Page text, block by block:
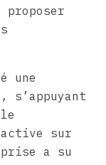
proposer
une
active sur
a su